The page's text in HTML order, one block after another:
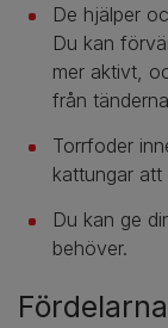
De hjälper
Du kan
mer aktivt,
från
Torrfoder
kattungar
Du kan ge
behöver.